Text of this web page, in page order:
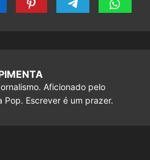
Aficionado pelo
Pop. Escrever é um prazer.